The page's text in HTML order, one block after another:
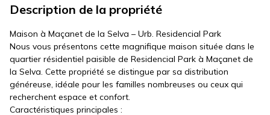
Description de la propriété
Maison à Maçanet de la Selva – Urb. Residencial Park
Nous vous présentons cette magnifique maison située dans le
quartier résidentiel paisible de Residencial Park à Maçanet de
la Selva. Cette propriété se distingue par sa distribution
généreuse, idéale pour les familles nombreuses ou ceux qui
recherchent espace et confort.
Caractéristiques principales :